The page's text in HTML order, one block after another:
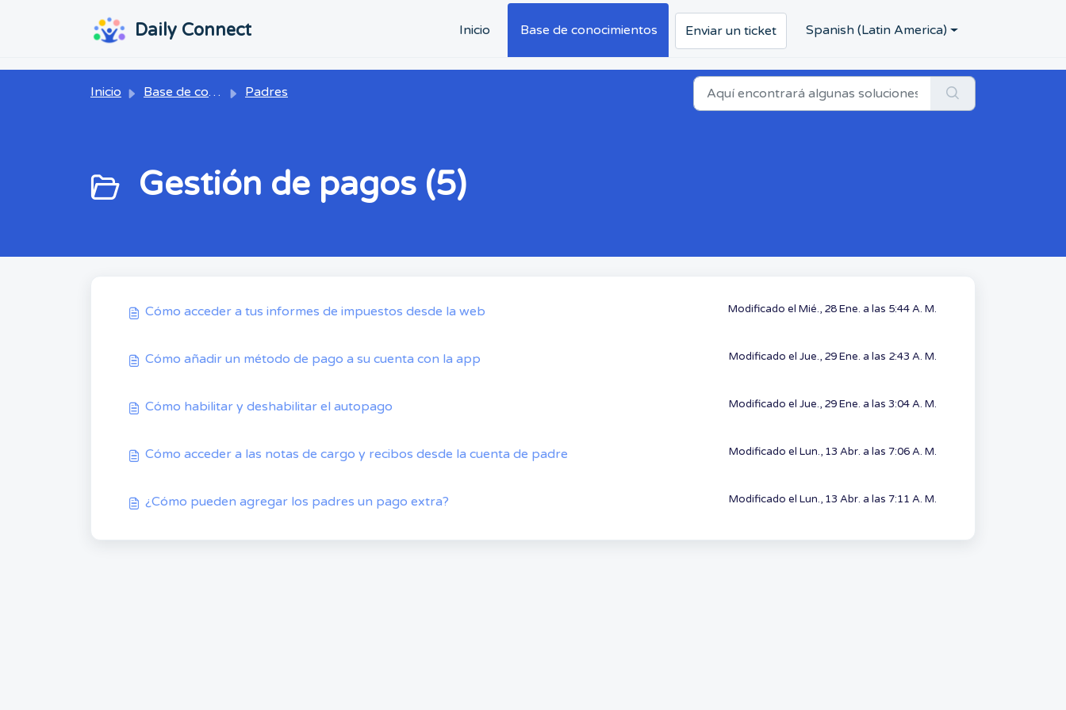
Daily Connect Inicio Base de conocimientos Enviar un ticket Spanish (Latin America)
Inicio Base de conocimientos Padres
Gestión de pagos (5)
Cómo acceder a tus informes de impuestos desde la web Modificado el Mié., 28 Ene. a las 5:44 A. M.
Cómo añadir un método de pago a su cuenta con la app Modificado el Jue., 29 Ene. a las 2:43 A. M.
Cómo habilitar y deshabilitar el autopago Modificado el Jue., 29 Ene. a las 3:04 A. M.
Cómo acceder a las notas de cargo y recibos desde la cuenta de padre Modificado el Lun., 13 Abr. a las 7:06 A. M.
¿Cómo pueden agregar los padres un pago extra? Modificado el Lun., 13 Abr. a las 7:11 A. M.